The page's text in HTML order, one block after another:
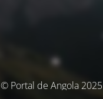
© Portal de Angola 2025